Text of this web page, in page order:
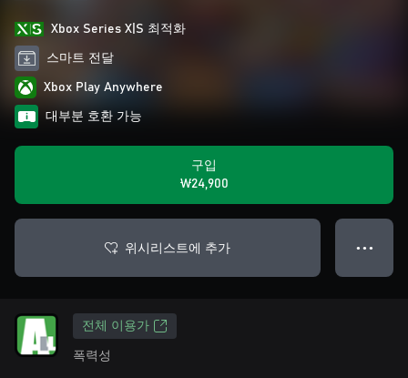
Xbox Series X|S 최적화
스마트 전달
Xbox Play Anywhere
대부분 호환 가능
구입
₩24,900
위시리스트에 추가 ● ● ●
전체 이용가
폭력성